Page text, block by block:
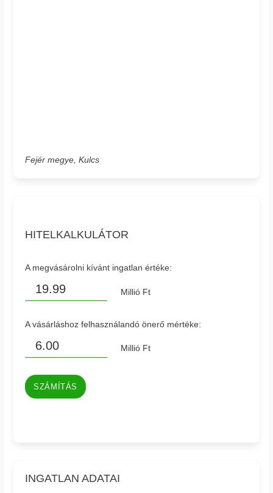
Fejér megye, Kulcs
HITELKALKULÁTOR
A megvásárolni kívánt ingatlan értéke:
Millió Ft
A vásárláshoz felhasználandó önerő mértéke:
Millió Ft
SZÁMÍTÁS
INGATLAN ADATAI